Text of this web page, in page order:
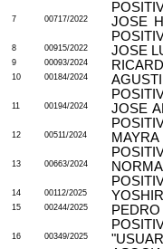
7 00717/2022
JOSE
8 00915/2022 JOSE
9 00093/2024
10 00184/2024
11 00194/2024
JOSE
12 00511/2024
13 00663/2024
14 00112/2025
15 00244/2025
16 00349/2025